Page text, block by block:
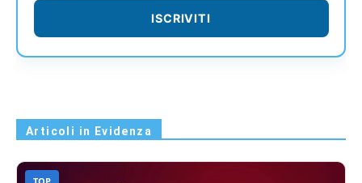
ISCRIVITI
Articoli in Evidenza